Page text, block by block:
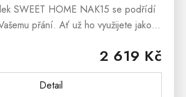
2 619 Kč
Detail
SWEET HOME NAK15 se podřídí
přání. Ať už ho využijete jako